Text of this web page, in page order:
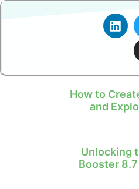
How to
and
Unlocking
Booster